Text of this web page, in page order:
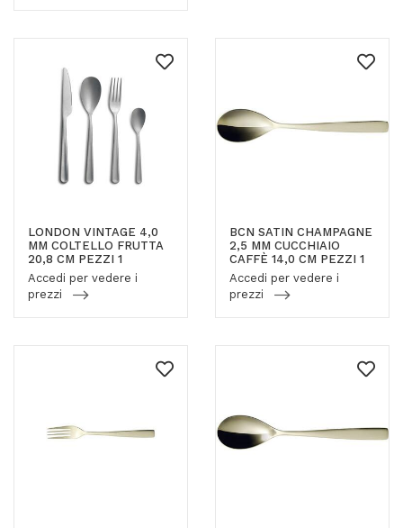
LONDON VINTAGE 4,0
MM COLTELLO FRUTTA
20,8 CM PEZZI 1
Accedi per vedere i
prezzi
BCN SATIN CHAMPAGNE
2,5 MM CUCCHIAIO
CAFFÈ 14,0 CM PEZZI 1
Accedi per vedere i
prezzi